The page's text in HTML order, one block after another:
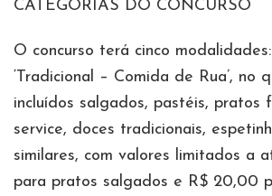
CATEGORIAS DO CONCURSO
O concurso terá cinco
‘Tradicional – Comida de Rua’, no
incluídos salgados, pastéis, pratos
service, doces tradicionais,
similares, com valores limitados a
para pratos salgados e R$ 20,00